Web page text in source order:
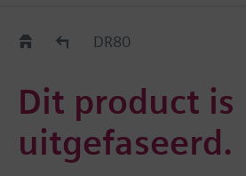
Old2New
DR80
Dit product is
uitgefaseerd.